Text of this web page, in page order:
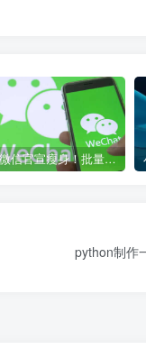
微信官宣瘦身！批量清理原图新功能来了 安卓、iOS均可使用
python制作